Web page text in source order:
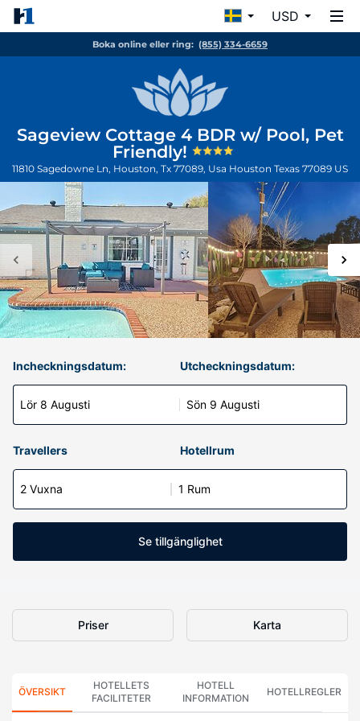
USD
Boka online eller ring: (855) 334-6659
Sageview Cottage 4 BDR w/ Pool, Pet
Friendly!
11810 Sagedowne Ln, Houston, Tx 77089, Usa Houston Texas 77089 US
Incheckningsdatum:
Lör 8 Augusti
Utcheckningsdatum:
Sön 9 Augusti
Travellers Hotellrum
2 Vuxna 1 Rum
Se tillgänglighet
Priser Karta
ÖVERSIKT
HOTELLETS
FACILITETER
HOTELL
INFORMATION
HOTELLREGLER